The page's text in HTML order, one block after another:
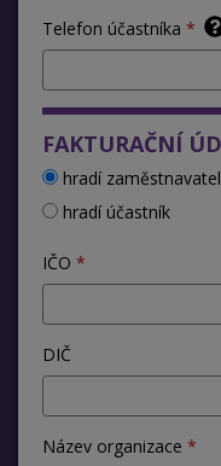
Telefon účastníka
FAKTURAČNÍ
hradí zaměstnavatel
hradí účastník
IČO
DIČ
Název organizace